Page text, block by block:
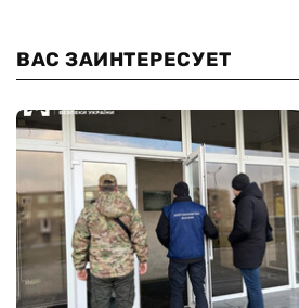
ВАС ЗАИНТЕРЕСУЕТ